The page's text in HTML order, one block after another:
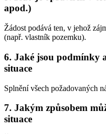
apod.)
Žádost podává ten, v jehož
(např. vlastník pozemku).
6. Jaké jsou podmínky
situace
Splnění všech požadovaných
7. Jakým způsobem
situace